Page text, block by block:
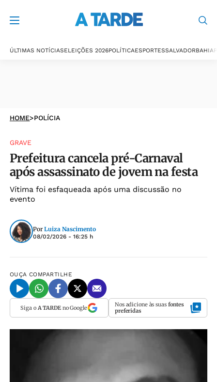
ÚLTIMAS NOTÍCIASELEIÇÕES 2026POLÍTICAESPORTESSALVADORBAHIA
HOME>POLÍCIA
GRAVE
Prefeitura cancela pré-Carnaval
após assassinato de jovem na festa
Vítima foi esfaqueada após uma discussão no
evento
Por Luiza Nascimento
08/02/2026 - 16:25 h
OUÇA COMPARTILHE
Siga o A TARDEno Google Nos adicione às suas fontes
preferidas